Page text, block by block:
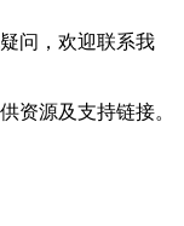
问，欢迎联系我
资源及支持链接。